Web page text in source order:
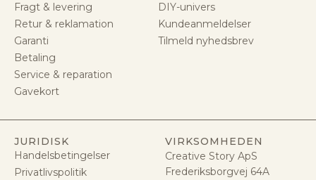
Fragt & levering
Retur & reklamation
Garanti
Betaling
Service & reparation
Gavekort
DIY-univers
Kundeanmeldelser
Tilmeld nyhedsbrev
JURIDISK
Handelsbetingelser
Privatlivspolitik
VIRKSOMHEDEN
Creative Story ApS
Frederiksborgvej 64A